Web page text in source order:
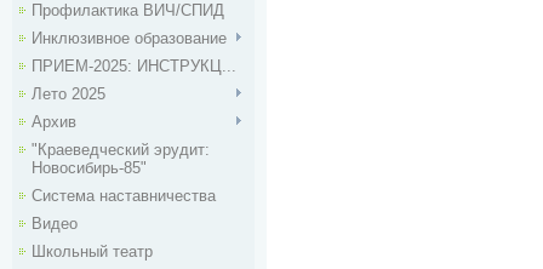
Профилактика ВИЧ/СПИД
Инклюзивное образование
ПРИЕМ-2025: ИНСТРУКЦ...
Лето 2025
Архив
"Краеведческий эрудит:
Новосибирь-85"
Система наставничества
Видео
Школьный театр